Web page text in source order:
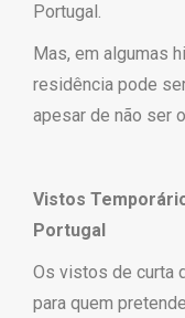
Portugal.
Mas, em algumas
residência pode
apesar de não ser
Vistos
Portugal
Os vistos de curta
para quem